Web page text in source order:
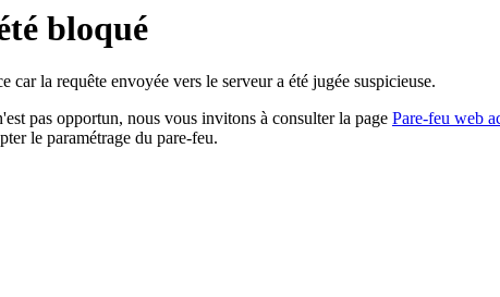
bloqué
la requête envoyée vers le serveur a été jugée suspicieuse.
pas opportun, nous vous invitons à consulter la page Pare-feu web
le paramétrage du pare-feu.